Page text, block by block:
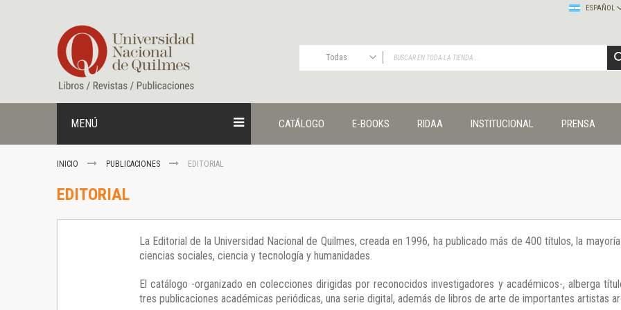
contenido
ESPAÑOL
Todas
Publicaciones
Editorial
Cuadernos universitarios
Derechos humanos
Ediciones especiales
Géneros
MENÚ CATÁLOGO E-BOOKS RIDAA INSTITUCIONAL PRENSA
INICIO PUBLICACIONES EDITORIAL
EDITORIAL
La Editorial de la Universidad Nacional de Quilmes, creada en 1996, ha publicado más de 400 títulos, la
ciencias sociales, ciencia y tecnología y humanidades.
El catálogo -organizado en colecciones dirigidas por reconocidos investigadores y académicos-, alberga
tres publicaciones académicas periódicas, una serie digital, además de libros de arte de importantes artistas